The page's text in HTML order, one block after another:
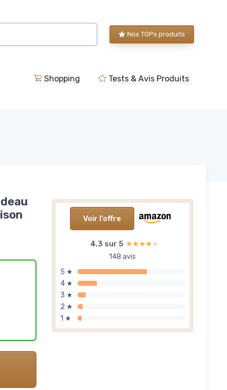
Nos TOPs produits
Shopping Tests & Avis Produits
Voir l'offre
4,3 sur 5 ★★★★★
★★★★★
148 avis
5 ★
4 ★
3 ★
2 ★
1 ★